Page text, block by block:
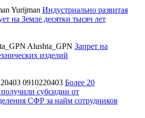
Yurijman Индустриально развитая
на Земле десятки тысяч лет
Alushta_GPN Запрет на
изделий
0910220403 Более 20
субсидии от
СФР за найм сотрудников